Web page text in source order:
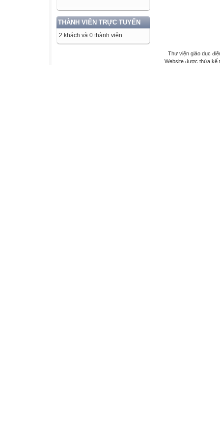
THÀNH VIÊN TRỰC TUYẾN
2 khách và 0 thành viên
Thư viện giáo dục
Website được thừa kế